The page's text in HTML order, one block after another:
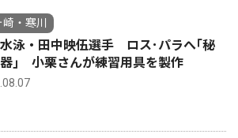
・寒川
泳・田中映伍選手 ロス･パラへ｢秘
｣ 小栗さんが練習用具を製作